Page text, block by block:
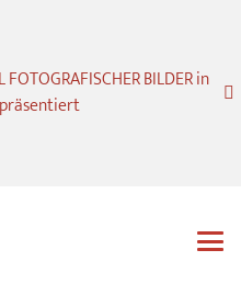
BILDER in